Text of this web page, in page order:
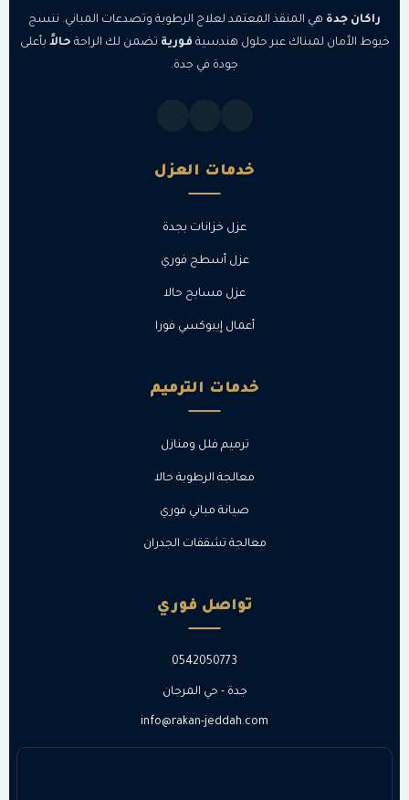
راكان جدة هي المنقذ المعتمد لعلاج الرطوبة وتصدعات المباني. ننسج
خيوط الأمان لمبناك عبر حلول هندسية فورية تضمن لك الراحة حالاً بأعلى
جودة في جدة.
خدمات العزل
عزل خزانات بجدة
عزل أسطح فوري
عزل مسابح حالا
أعمال إيبوكسي فورا
خدمات الترميم
ترميم فلل ومنازل
معالجة الرطوبة حالا
صيانة مباني فوري
معالجة تشققات الجدران
تواصل فوري
0542050773
جدة - حي المرجان
info@rakan-jeddah.com